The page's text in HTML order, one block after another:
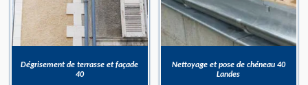
Dégrisement de terrasse et façade
40
Nettoyage et pose de chéneau 40
Landes